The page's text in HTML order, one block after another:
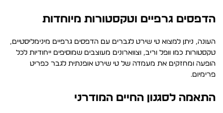
הדפסים גרפיים וטקסטורות מיוחדות
העונה, ניתן למצוא טי שירט לגברים עם הדפסים גרפיים מינימליסטיים,
טקסטורות כמו וופל וריב, וצווארונים מעוצבים שמוסיפים ייחודיות לכל
הופעה ומחזקים את מעמדה של טי שירט אופנתית לגבר כפריט
פרימיום.
התאמה לסגנון החיים המודרני